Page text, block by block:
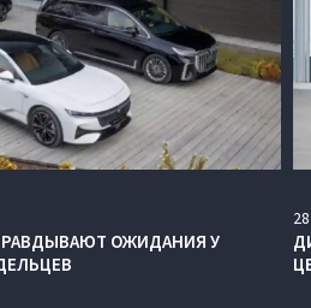
ОЖИДАНИЯ У
28